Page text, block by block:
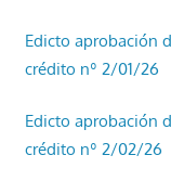
Edicto aprobación
crédito nº 2/01/26
Edicto aprobación
crédito nº 2/02/26